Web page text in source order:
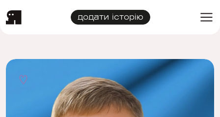
додати історію